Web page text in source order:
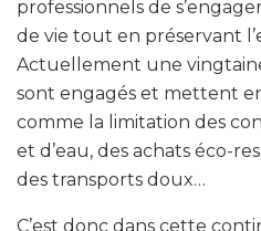
professionnels de
de vie tout en préservant
Actuellement une
sont engagés et mettent
comme la limitation des
et d’eau, des achats éco-
des transports doux…
C’est donc dans cette